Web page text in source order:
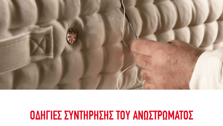
ΟΔΗΓΙΕΣ ΣΥΝΤΗΡΗΣΗΣ ΤΟΥ ΑΝΩΣΤΡΩΜΑΤΟΣ